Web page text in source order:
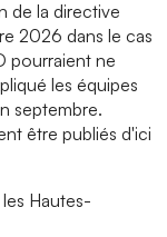
de la directive
2026 dans le cas
pourraient ne
les équipes
septembre.
être publiés d'ici
Hautes-